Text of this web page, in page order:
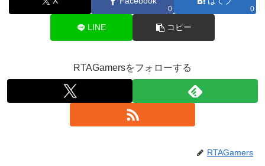
0 0
LINE コピー
RTAGamersをフォローする
RTAGamers